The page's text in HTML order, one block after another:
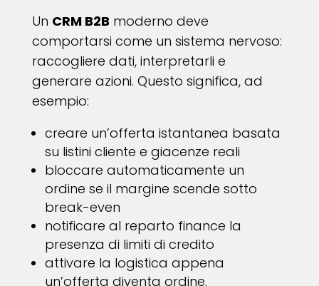
Un CRM B2B moderno deve
comportarsi come un sistema nervoso:
raccogliere dati, interpretarli e
generare azioni. Questo significa, ad
esempio:
creare un’offerta istantanea basata
su listini cliente e giacenze reali
bloccare automaticamente un
ordine se il margine scende sotto
break-even
notificare al reparto finance la
presenza di limiti di credito
attivare la logistica appena
un’offerta diventa ordine.